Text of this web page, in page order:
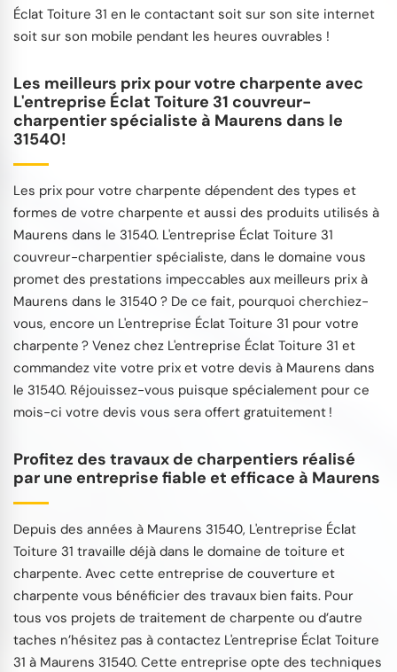
Éclat Toiture 31 en le contactant soit sur son site internet
soit sur son mobile pendant les heures ouvrables !
Les meilleurs prix pour votre charpente avec
L'entreprise Éclat Toiture 31 couvreur-
charpentier spécialiste à Maurens dans le
31540!
Les prix pour votre charpente dépendent des types et
formes de votre charpente et aussi des produits utilisés à
Maurens dans le 31540. L'entreprise Éclat Toiture 31
couvreur-charpentier spécialiste, dans le domaine vous
promet des prestations impeccables aux meilleurs prix à
Maurens dans le 31540 ? De ce fait, pourquoi cherchiez-
vous, encore un L'entreprise Éclat Toiture 31 pour votre
charpente ? Venez chez L'entreprise Éclat Toiture 31 et
commandez vite votre prix et votre devis à Maurens dans
le 31540. Réjouissez-vous puisque spécialement pour ce
mois-ci votre devis vous sera offert gratuitement !
Profitez des travaux de charpentiers réalisé
par une entreprise fiable et efficace à Maurens
Depuis des années à Maurens 31540, L'entreprise Éclat
Toiture 31 travaille déjà dans le domaine de toiture et
charpente. Avec cette entreprise de couverture et
charpente vous bénéficier des travaux bien faits. Pour
tous vos projets de traitement de charpente ou d’autre
taches n’hésitez pas à contactez L'entreprise Éclat Toiture
31 à Maurens 31540. Cette entreprise opte des techniques